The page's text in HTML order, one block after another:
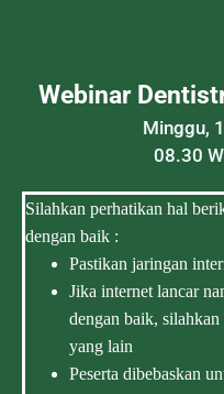
Webinar
Minggu,
08.30
Silahkan perhatikan hal
dengan baik :
Pastikan jaringan
Jika internet lancar
dengan baik,
yang lain
Peserta dibebaskan